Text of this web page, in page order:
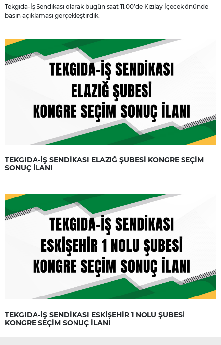
Tekgıda-İş Sendikası olarak bugün saat 11.00’de Kızılay İçecek önünde
basın açıklaması gerçekleştirdik.
TEKGIDA-İŞ SENDİKASI ELAZIĞ ŞUBESİ KONGRE SEÇİM
SONUÇ İLANI
TEKGIDA-İŞ SENDİKASI ESKİŞEHİR 1 NOLU ŞUBESİ
KONGRE SEÇİM SONUÇ İLANI